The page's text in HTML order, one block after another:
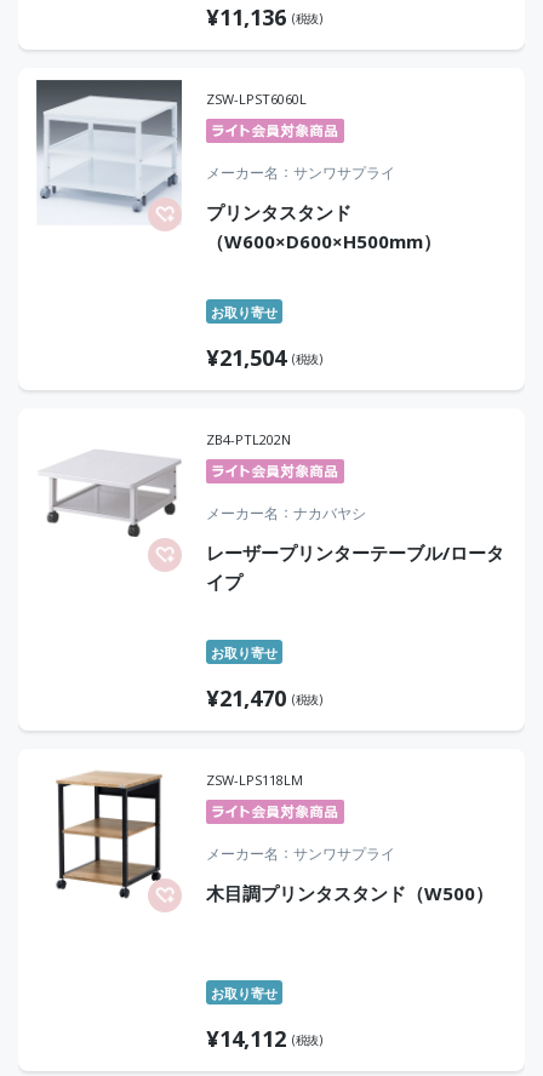
¥11,136 (税抜)
ZSW-LPST6060L
メーカー名 サンワサプライ
プリンタスタンド
（W600×D600×H500mm）
お取り寄せ
¥21,504 (税抜)
ZB4-PTL202N
メーカー名 ナカバヤシ
レーザープリンターテーブル/ロータ
イプ
お取り寄せ
¥21,470 (税抜)
ZSW-LPS118LM
メーカー名 サンワサプライ
木目調プリンタスタンド（W500）
お取り寄せ
¥14,112 (税抜)